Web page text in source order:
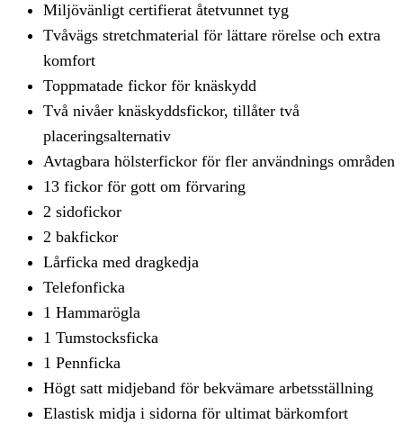
Miljövänligt certifierat åtetvunnet tyg
Tvåvägs stretchmaterial för lättare rörelse och extra
komfort
Toppmatade fickor för knäskydd
Två nivåer knäskyddsfickor, tillåter två
placeringsalternativ
Avtagbara hölsterfickor för fler användnings områden
13 fickor för gott om förvaring
2 sidofickor
2 bakfickor
Lårficka med dragkedja
Telefonficka
1 Hammarögla
1 Tumstocksficka
1 Pennficka
Högt satt midjeband för bekvämare arbetsställning
Elastisk midja i sidorna för ultimat bärkomfort